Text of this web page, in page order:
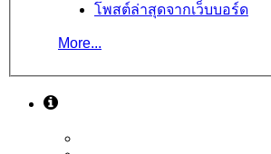
โพสต์ล่าสุดจากเว็บบอร์ด
More...